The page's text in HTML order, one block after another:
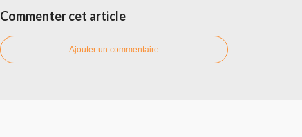
Commenter cet article
Ajouter un commentaire